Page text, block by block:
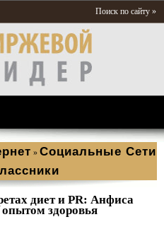
Поиск по сайту »
» Социальные Сети
диет и PR: Анфиса
здоровья